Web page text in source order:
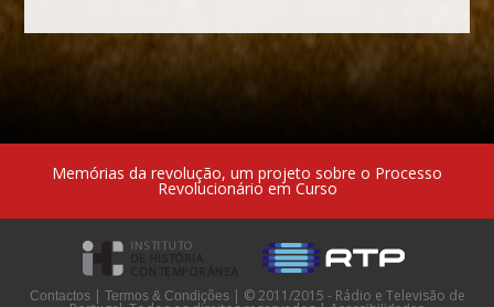
Memórias da revolução, um projeto sobre o Processo
Revolucionário em Curso
Contactos | Termos & Condições | © 2011/2015 - Rádio e Televisão de